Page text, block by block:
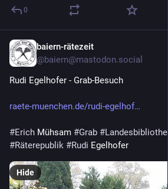
0
baiern-rätezeit
@baiern@mastodon.social
Rudi Egelhofer - Grab-Besuch
raete-muenchen.de/rudi-egelhof
#Erich Mühsam #Grab #Landesbibliothek
#Räterepublik #Rudi Egelhofer
Hide